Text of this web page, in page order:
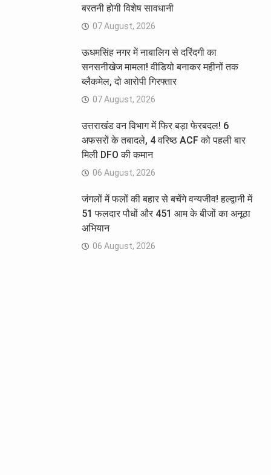
बरतनी होगी विशेष सावधानी
07 August, 2026
ऊधमसिंह नगर में नाबालिग से दरिंदगी का
सनसनीखेज मामला! वीडियो बनाकर महीनों तक
ब्लैकमेल, दो आरोपी गिरफ्तार
07 August, 2026
उत्तराखंड वन विभाग में फिर बड़ा फेरबदल! 6
अफसरों के तबादले, 4 वरिष्ठ ACF को पहली बार
मिली DFO की कमान
06 August, 2026
जंगलों में फलों की बहार से बचेंगे वन्यजीव! हल्द्वानी में
51 फलदार पौधों और 451 आम के बीजों का अनूठा
अभियान
06 August, 2026